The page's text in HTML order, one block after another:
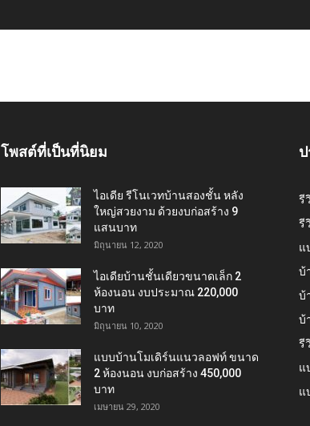
โพสต์ที่เป็นที่นิยม
ไอเดีย รีโนเวทบ้านสองชั้น หลัง
ใหญ่สวยงาม ด้วยงบก่อสร้าง 9
แสนบาท
มิถุนายน 12, 2020
ไอเดียบ้านชั้นเดียวขนาดเล็ก 2
ห้องนอน งบประมาณ 220,000
บาท
มิถุนายน 10, 2020
แบบบ้านโมเดิร์นแนวลอฟท์ ขนาด
2 ห้องนอน งบก่อสร้าง 450,000
บาท
เมษายน 29, 2020
รี
รี
แ
บ้
บ้
บ้
รี
แ
แ